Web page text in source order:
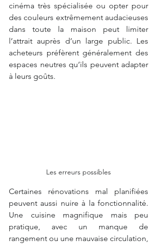
cinéma très spécialisée ou opter pour
des couleurs extrêmement audacieuses
dans toute la maison peut limiter
l’attrait auprès d’un large public. Les
acheteurs préfèrent généralement des
espaces neutres qu’ils peuvent adapter
à leurs goûts.
Les erreurs possibles
Certaines rénovations mal planifiées
peuvent aussi nuire à la fonctionnalité.
Une cuisine magnifique mais peu
pratique, avec un manque de
rangement ou une mauvaise circulation,